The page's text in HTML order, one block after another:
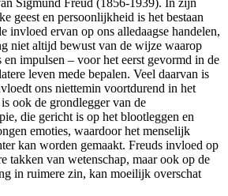
Sigmund Freud (1856-1939). In zijn
geest en persoonlijkheid is het bestaan
invloed ervan op ons alledaagse handelen,
niet altijd bewust van de wijze waarop
en impulsen – voor het eerst gevormd in de
leven mede bepalen. Veel daarvan is
ons niettemin voortdurend in het
ook de grondlegger van de
die gericht is op het blootleggen en
emoties, waardoor het menselijk
kan worden gemaakt. Freuds invloed op
takken van wetenschap, maar ook op de
in ruimere zin, kan moeilijk overschat